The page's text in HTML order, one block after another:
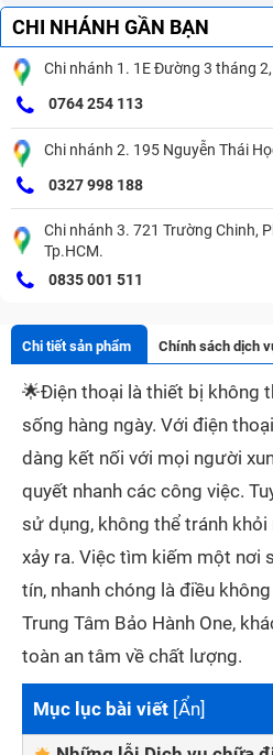
CHI NHÁNH GẦN BẠN
Chi nhánh 1. 1E Đường 3 tháng
0764 254 113
Chi nhánh 2. 195 Nguyễn Thái
0327 998 188
Chi nhánh 3. 721 Trường Chinh,
Tp.HCM.
0835 001 511
Chi tiết sản phẩm Chính sách dịch
🌟Điện thoại là thiết bị không
sống hàng ngày. Với điện
dàng kết nối với mọi người
quyết nhanh các công việc.
sử dụng, không thể tránh
xảy ra. Việc tìm kiếm một nơi
tín, nhanh chóng là điều
Trung Tâm Bảo Hành One,
toàn an tâm về chất lượng.
Mục lục bài viết [Ẩn]